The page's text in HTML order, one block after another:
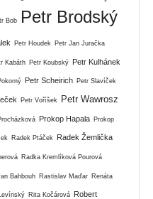
Bob Petr Brodský
Petr Houdek Petr Jan Juračka
Kabáth Petr Koubský Petr Kulhánek
Petr Scheirich Petr Slavíček
Petr Voříšek
Petr Wawrosz
Prokop Hapala Prokop
Radek Ptáček Radek Žemlička
Radka Kremlíková Pourová
Bahbouh Rastislav Maďar Renáta
Rita Kočárová Robert